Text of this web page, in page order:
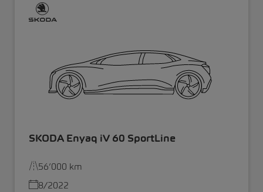
SKODA Enyaq iV 60 SportLine
56’000 km
8/2022